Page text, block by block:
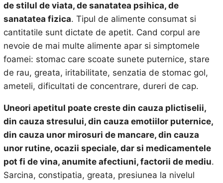
de stilul de viata, de sanatatea psihica, de
sanatatea fizica. Tipul de alimente consumat si
cantitatile sunt dictate de apetit. Cand corpul are
nevoie de mai multe alimente apar si simptomele
foamei: stomac care scoate sunete puternice, stare
de rau, greata, iritabilitate, senzatia de stomac gol,
ameteli, dificultati de concentrare, dureri de cap.
Uneori apetitul poate creste din cauza plictiselii,
din cauza stresului, din cauza emotiilor puternice,
din cauza unor mirosuri de mancare, din cauza
unor rutine, ocazii speciale, dar si medicamentele
pot fi de vina, anumite afectiuni, factorii de mediu.
Sarcina, constipatia, greata, presiunea la nivelul